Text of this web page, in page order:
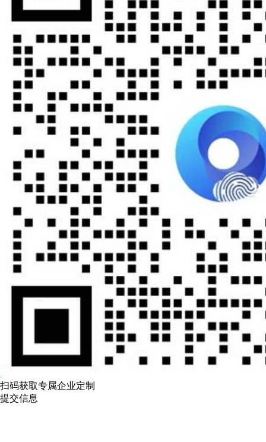
扫码获取专属企业定制
提交信息